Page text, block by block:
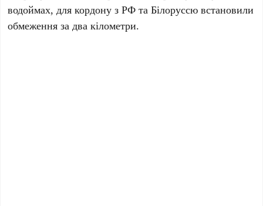
водоймах, для кордону з РФ та Білоруссю встановили
обмеження за два кілометри.